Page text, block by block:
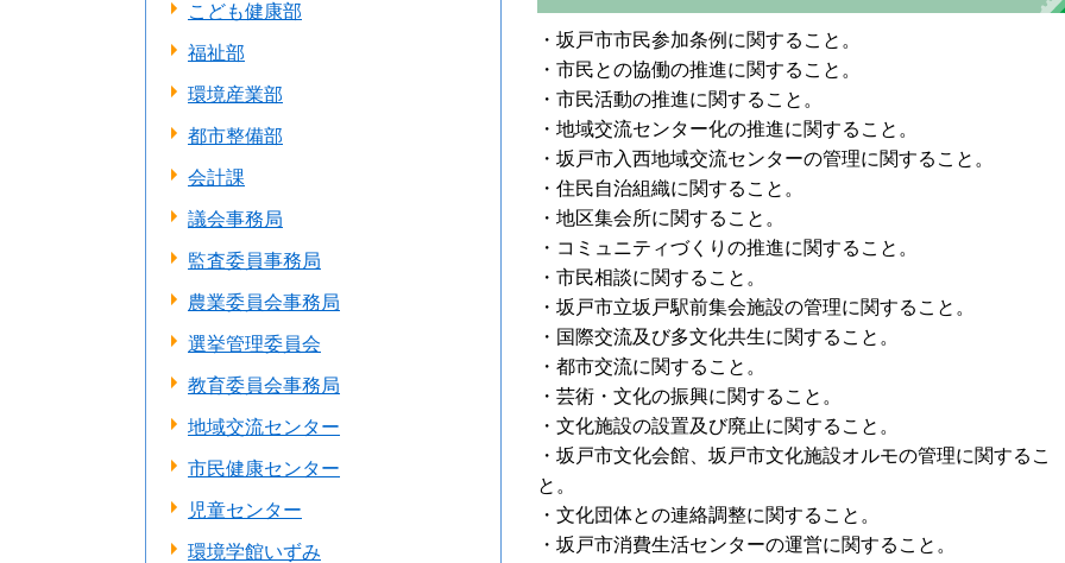
・坂戸市市民参加条例に関すること。
・市民との協働の推進に関すること。
・市民活動の推進に関すること。
・地域交流センター化の推進に関すること。
・坂戸市入西地域交流センターの管理に関すること。
・住民自治組織に関すること。
・地区集会所に関すること。
・コミュニティづくりの推進に関すること。
・市民相談に関すること。
・坂戸市立坂戸駅前集会施設の管理に関すること。
・国際交流及び多文化共生に関すること。
・都市交流に関すること。
・芸術・文化の振興に関すること。
・文化施設の設置及び廃止に関すること。
・坂戸市文化会館、坂戸市文化施設オルモの管理に関するこ
と。
・文化団体との連絡調整に関すること。
・坂戸市消費生活センターの運営に関すること。
こども健康部
福祉部
環境産業部
都市整備部
会計課
議会事務局
監査委員事務局
農業委員会事務局
選挙管理委員会
教育委員会事務局
地域交流センター
市民健康センター
児童センター
環境学館いずみ